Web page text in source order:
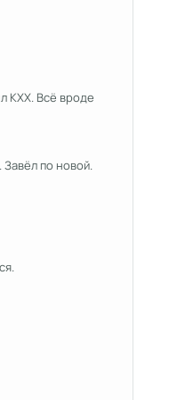
КХХ. Всё вроде
по новой.